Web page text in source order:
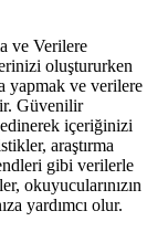
ve Verilere
oluştururken
yapmak ve verilere
Güvenilir
içeriğinizi
araştırma
gibi verilerle
okuyucularınızın
yardımcı olur.